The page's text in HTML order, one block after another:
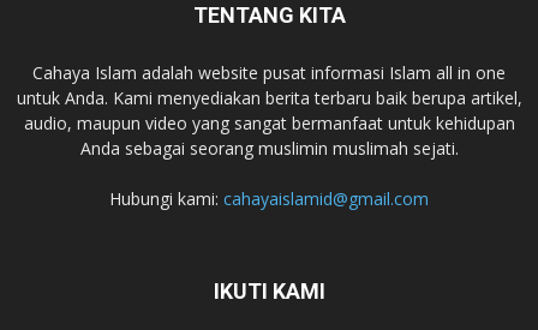
TENTANG KITA
Cahaya Islam adalah website pusat informasi Islam all in one
untuk Anda. Kami menyediakan berita terbaru baik berupa artikel,
audio, maupun video yang sangat bermanfaat untuk kehidupan
Anda sebagai seorang muslimin muslimah sejati.
Hubungi kami: cahayaislamid@gmail.com
IKUTI KAMI